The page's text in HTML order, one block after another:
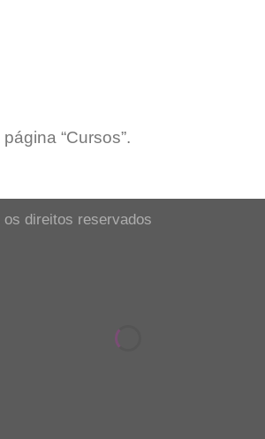
“Cursos”.
os direitos reservados